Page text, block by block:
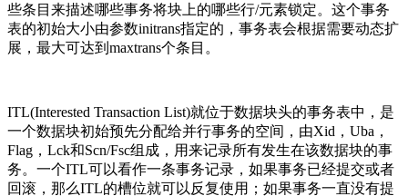
些条目来描述哪些事务将块上的哪些行/元素锁定。这个事务
表的初始大小由参数initrans指定的，事务表会根据需要动态扩
展，最大可达到maxtrans个条目。
ITL(Interested Transaction List)就位于数据块头的事务表中，是
一个数据块初始预先分配给并行事务的空间，由Xid，Uba，
Flag，Lck和Scn/Fsc组成，用来记录所有发生在该数据块的事
务。一个ITL可以看作一条事务记录，如果事务已经提交或者
回滚，那么ITL的槽位就可以反复使用；如果事务一直没有提